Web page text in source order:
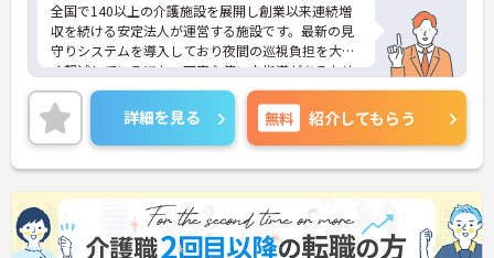
全国で140以上の介護施設を展開し創業以来連続増
収を続ける安定法人が運営する施設です。最新の見
守りシステムを導入しており夜間の巡視負担を大き
く軽減しているほか、丁寧な使い方指導があるため
安心して業務を始められます。月平均残業10時間程
度、住宅手当や子供手当、1食300円の食事補助など
生活を支える福利厚生が大変充実しています。『ハ
タラクエール2023』の認証も取得しており、資格取
得支援や職種別研修制度を通じて着実なキャリアア
ップを目指せます。有資格者の方がそのスキルを存
分に活かし、ご自身の生活も大切にしながら長期的
に活躍できるおすすめの環境です。
詳細を見る 無料 紹介してもらう